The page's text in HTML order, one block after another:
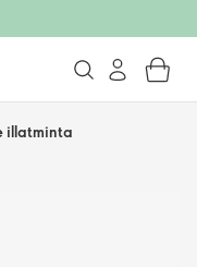
illatminta